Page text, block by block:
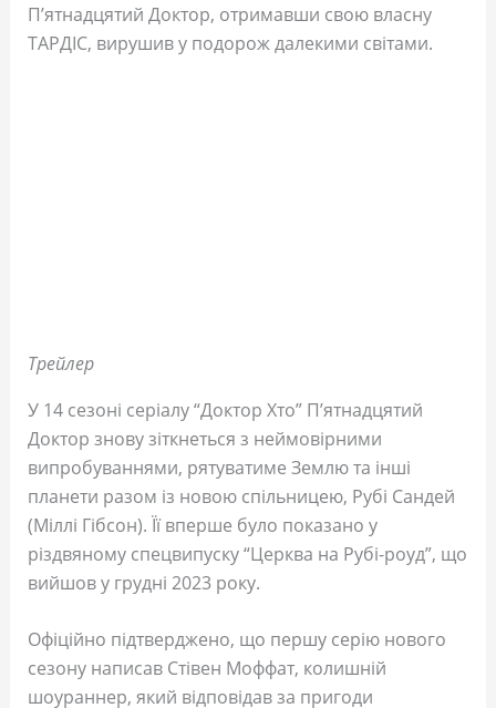
П’ятнадцятий Доктор, отримавши свою власну
ТАРДІС, вирушив у подорож далекими світами.
Трейлер
У 14 сезоні серіалу “Доктор Хто” П’ятнадцятий
Доктор знову зіткнеться з неймовірними
випробуваннями, рятуватиме Землю та інші
планети разом із новою спільницею, Рубі Сандей
(Міллі Гібсон). Її вперше було показано у
різдвяному спецвипуску “Церква на Рубі-роуд”, що
вийшов у грудні 2023 року.
Офіційно підтверджено, що першу серію нового
сезону написав Стівен Моффат, колишній
шоураннер, який відповідав за пригоди